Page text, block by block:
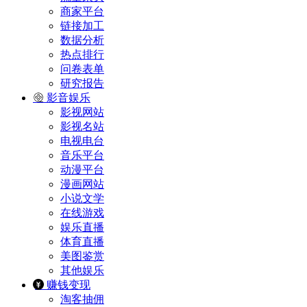
商家平台
链接加工
数据分析
热点排行
问卷表单
研究报告
影音娱乐
影视网站
影视名站
电视电台
音乐平台
动漫平台
漫画网站
小说文学
在线游戏
娱乐直播
体育直播
美图鉴赏
其他娱乐
赚钱变现
淘客抽佣